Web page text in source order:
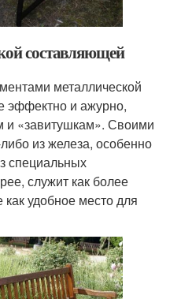
составляющей
металлической
эффектно и ажурно,
и «завитушкам». Своими
из железа, особенно
специальных
служит как более
удобное место для